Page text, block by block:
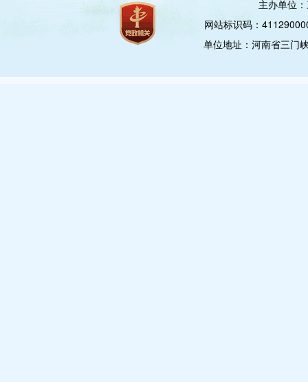
主办单位
网站标识码：
单位地址：河南省三